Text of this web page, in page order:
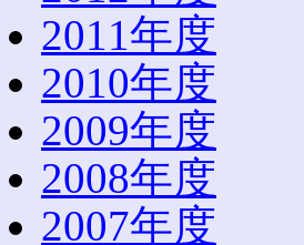
2011年度
2010年度
2009年度
2008年度
2007年度